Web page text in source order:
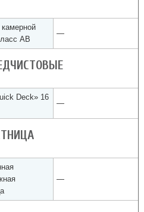
камерной
АВ
—
Deck» 16
—
—